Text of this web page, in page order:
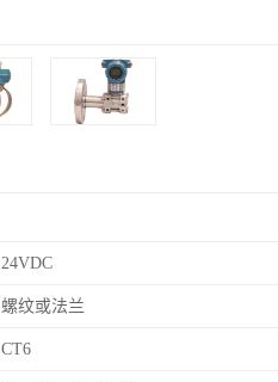
24VDC
螺纹或法兰
CT6